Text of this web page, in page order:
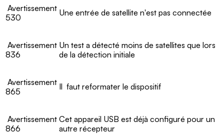
Avertissement
530
Une entrée de satellite n'est pas connectée
Avertissement
836
Un test a détecté moins de satellites que lors
de la détection initiale
Avertissement
865
Il faut reformater le dispositif
Avertissement
866
Cet appareil USB est déjà configuré pour un
autre récepteur